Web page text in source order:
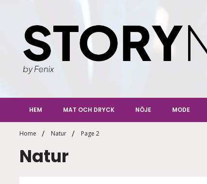
HEM MAT OCH DRYCK NÖJE MODE
Home Natur Page 2
Natur